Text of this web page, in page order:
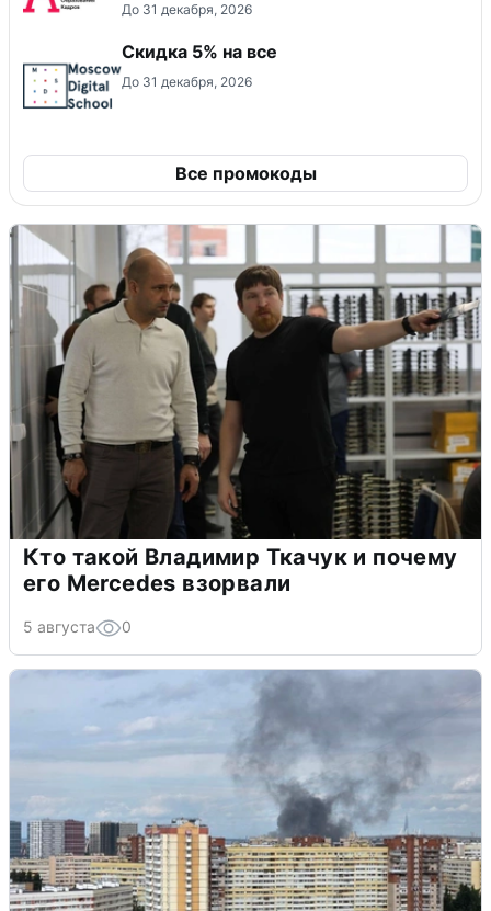
До 31 декабря, 2026
Скидка 5% на все
До 31 декабря, 2026
Все промокоды
Кто такой Владимир Ткачук и почему
его Mercedes взорвали
5 августа 0